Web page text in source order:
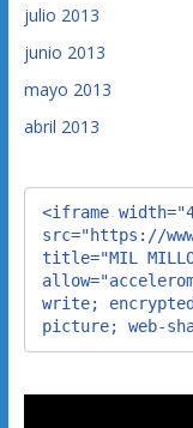
julio 2013
junio 2013
mayo 2013
abril 2013
<iframe
src="https://
title="MIL
write;
picture; web-